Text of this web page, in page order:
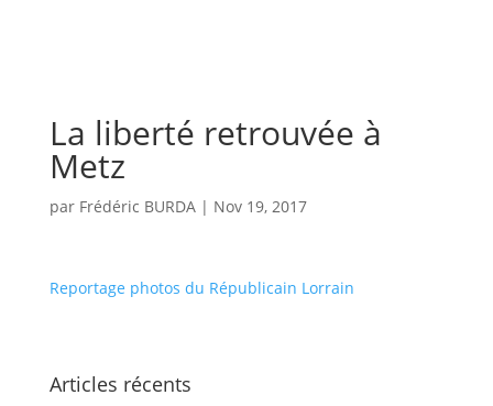
La liberté retrouvée à
Metz
par Frédéric BURDA| Nov 19, 2017
Reportage photos du Républicain Lorrain
Articles récents